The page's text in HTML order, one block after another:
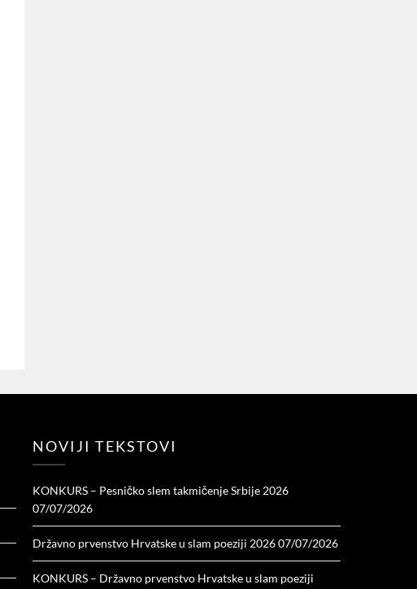
NOVIJI TEKSTOVI
KONKURS – Pesničko slem takmičenje Srbije 2026
07/07/2026
Državno prvenstvo Hrvatske u slam poeziji 202607/07/2026
KONKURS – Državno prvenstvo Hrvatske u slam poeziji